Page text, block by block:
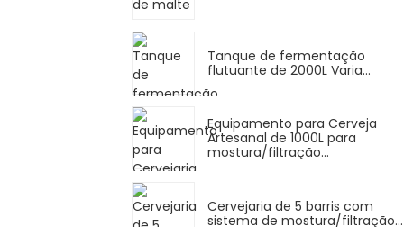
Tanque de fermentação
flutuante de 2000L Varia...
Equipamento para Cerveja
Artesanal de 1000L para
mostura/filtração...
Cervejaria de 5 barris com
sistema de mostura/filtração...